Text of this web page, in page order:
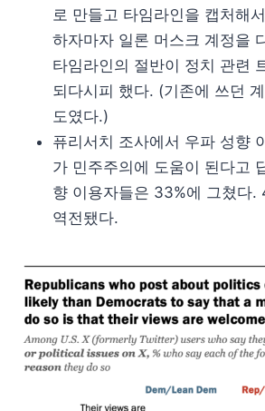
로 만들고 타임라인을 캡처해
하자마자 일론 머스크 계정을
타임라인의 절반이 정치 관련
되다시피 했다. (기존에 쓰던
도였다.)
퓨리서치 조사에서 우파 성향
가 민주주의에 도움이 된다고
향 이용자들은 33%에 그쳤다.
역전됐다.